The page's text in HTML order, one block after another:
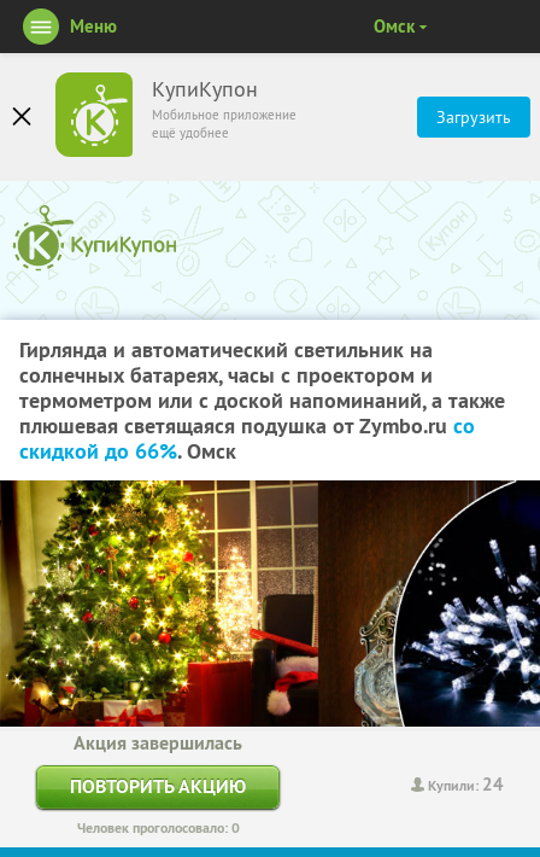
КупиКупон
Мобильное приложение
ещё удобнее
Загрузить
Меню Омск
Гирлянда и автоматический светильник на
солнечных батареях, часы с проектором и
термометром или с доской напоминаний, а также
плюшевая светящаяся подушка от Zymbo.ru со
скидкой до 66%. Омск
Купили: 24
Акция завершилась
ПОВТОРИТЬ АКЦИЮ
Человек проголосовало: 0